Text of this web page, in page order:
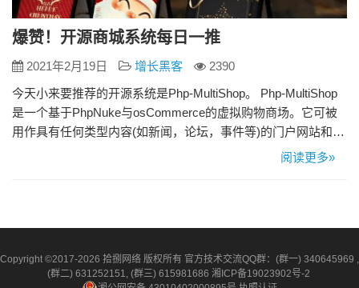
爆赞！开源商城系统每日一推
2021年2月19日 增长黑客
2390
今天小来要推荐的开源系统是Php-MultiShop。 Php-MultiShop
是一个基于PhpNuke与osCommerce的虚拟购物商场。它可被
用作具有任何类型内容(如新闻，论坛，事件等)的门户网站和一
个或多个独立的网店。每个商店将有它们自已的域名，并且具
阅读更多»
Copyright ©2017-2026 拾捌网络 版权所有 官方技术交流QQ群：(群一) 340645969 ,
(群二) 631252151, (群三) 615981686 湘ICP备19023902号-2